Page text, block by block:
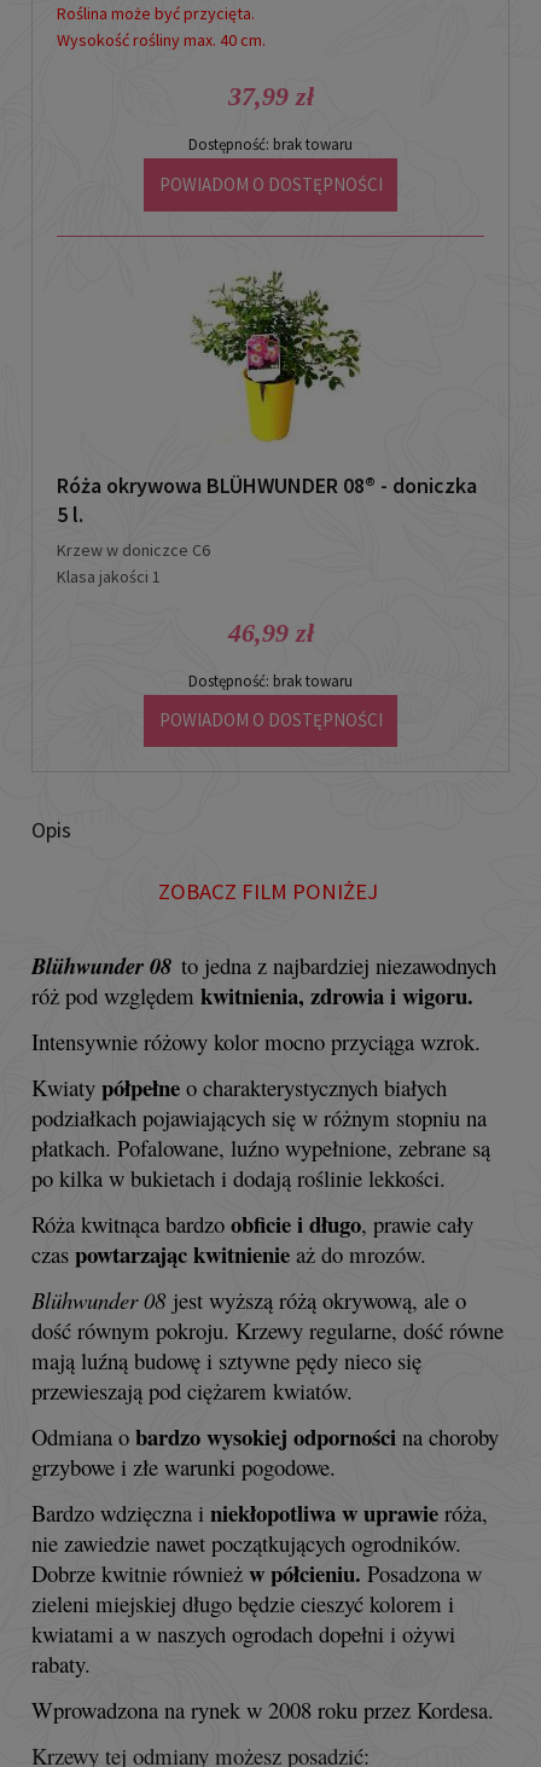
Opis
ZOBACZ FILM PONIŻEJ
Blühwunder 08 to jedna z najbardziej niezawodnych
róż pod względem kwitnienia, zdrowia i wigoru.
Intensywnie różowy kolor mocno przyciąga wzrok.
Kwiaty półpełne o charakterystycznych białych
podziałkach pojawiających się w różnym stopniu na
płatkach. Pofalowane, luźno wypełnione, zebrane są
po kilka w bukietach i dodają roślinie lekkości.
Róża kwitnąca bardzo obficie i długo, prawie cały
czas powtarzając kwitnienie aż do mrozów.
Blühwunder 08 jest wyższą różą okrywową, ale o
dość równym pokroju. Krzewy regularne, dość równe
mają luźną budowę i sztywne pędy nieco się
przewieszają pod ciężarem kwiatów.
Odmiana o bardzo wysokiej odporności na choroby
grzybowe i złe warunki pogodowe.
Bardzo wdzięczna i niekłopotliwa w uprawie róża,
nie zawiedzie nawet początkujących ogrodników.
Dobrze kwitnie również w półcieniu. Posadzona w
zieleni miejskiej długo będzie cieszyć kolorem i
kwiatami a w naszych ogrodach dopełni i ożywi
rabaty.
Wprowadzona na rynek w 2008 roku przez Kordesa.
Krzewy tej odmiany możesz posadzić:
Roślina może być przycięta.
Wysokość rośliny max. 40 cm.
37,99 zł
Dostępność: brak towaru
POWIADOM O DOSTĘPNOŚCI
Róża okrywowa BLÜHWUNDER 08® - doniczka
5 l.
Krzew w doniczce C6
Klasa jakości 1
46,99 zł
Dostępność: brak towaru
POWIADOM O DOSTĘPNOŚCI